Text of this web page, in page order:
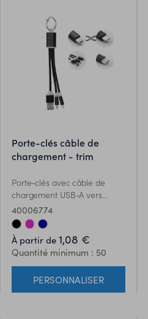
porte-clés câble de
chargement - trim
Porte-clés avec câble de
chargement USB-A vers
Micro-B (broche 2 en 1) et
type C - Trim
40006774
À partir de 1,08 €
Quantité minimum : 50
PERSONNALISER